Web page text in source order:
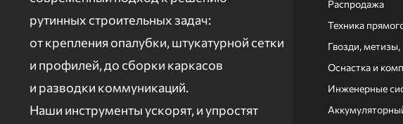
рутинных строительных задач:
от крепления опалубки, штукатурной сетки
и профилей, до сборки каркасов
и разводки коммуникаций.
Наши инструменты ускорят, и упростят
Распродажа
Техника
Гвозди,
Оснастка и
Инженерные